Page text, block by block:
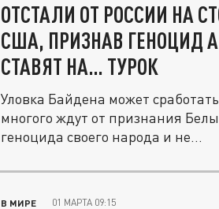
ОТСТАЛИ ОТ РОССИИ НА
США, ПРИЗНАВ ГЕНОЦИД
СТАВЯТ НА… ТУРОК
Уловка Байдена может
многого ждут от признания
геноцида своего народа и не...
В МИРЕ 01 МАРТА 09:15